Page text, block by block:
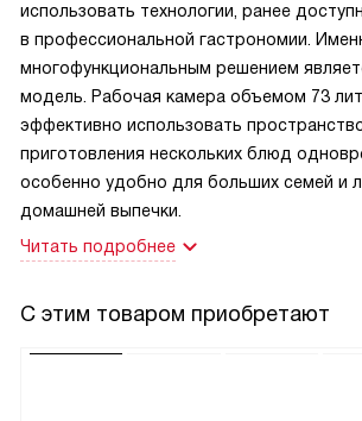
использовать технологии, ранее
в профессиональной гастрономии.
многофункциональным решением
модель. Рабочая камера объемом 73
эффективно использовать
приготовления нескольких блюд
особенно удобно для больших семей и
домашней выпечки.
Читать подробнее
С этим товаром приобретают